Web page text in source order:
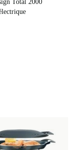
Total 2000